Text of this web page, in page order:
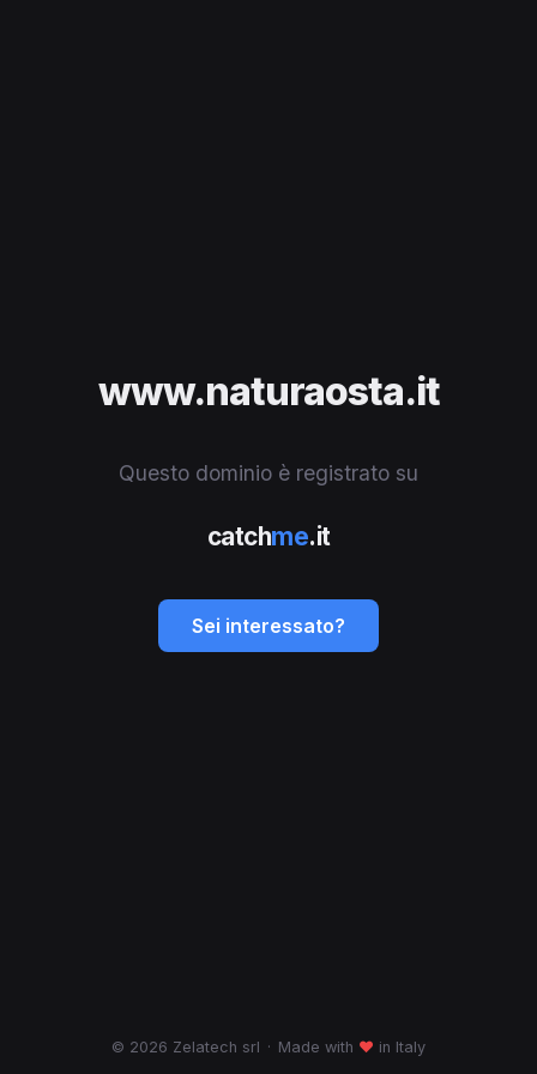
www.naturaosta.it
Questo dominio è registrato su
catchme.it
Sei interessato?
© 2026 Zelatech srl · Made with ♥ in Italy